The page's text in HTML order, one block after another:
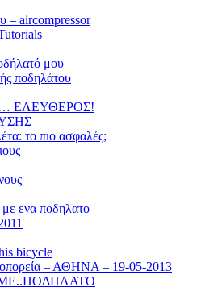
– aircompressor
μου
ποδηλάτου
ΕΛΕΥΘΕΡΟΣ!
το πιο ασφαλές;
ενα ποδηλατο
bicycle
– ΑΘΗΝΑ – 19-05-2013